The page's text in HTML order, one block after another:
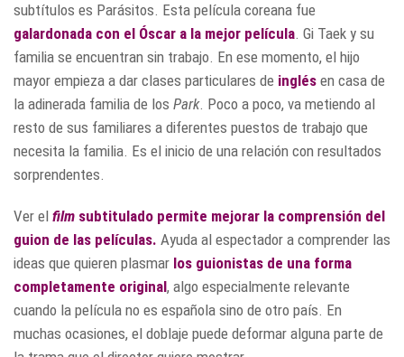
subtítulos es Parásitos. Esta película coreana fue
galardonada con el Óscar a la mejor película. Gi Taek y su
familia se encuentran sin trabajo. En ese momento, el hijo
mayor empieza a dar clases particulares de inglés en casa de
la adinerada familia de los Park. Poco a poco, va metiendo al
resto de sus familiares a diferentes puestos de trabajo que
necesita la familia. Es el inicio de una relación con resultados
sorprendentes.
Ver el film subtitulado permite mejorar la comprensión del
guion de las películas. Ayuda al espectador a comprender las
ideas que quieren plasmar los guionistas de una forma
completamente original, algo especialmente relevante
cuando la película no es española sino de otro país. En
muchas ocasiones, el doblaje puede deformar alguna parte de